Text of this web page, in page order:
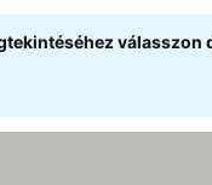
válasszon